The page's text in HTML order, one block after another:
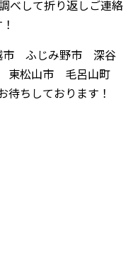
べして折り返しご連絡
ふじみ野市 深谷
松山市 毛呂山町
ちしております！